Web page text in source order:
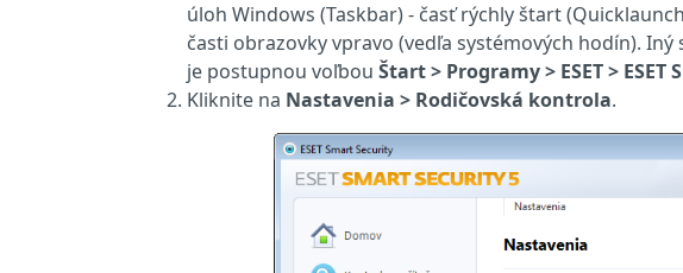
úloh Windows (Taskbar) - časť rýchly štart
časti obrazovky vpravo (vedľa systémových hodín).
je postupnou voľbou Štart > Programy > ESET >
Kliknite na Nastavenia > Rodičovská kontrola.